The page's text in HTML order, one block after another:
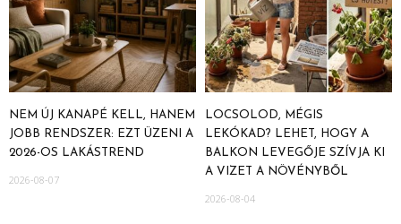
NEM ÚJ KANAPÉ KELL, HANEM
JOBB RENDSZER: EZT ÜZENI A
2026-OS LAKÁSTREND
2026-08-07
LOCSOLOD, MÉGIS
LEKÓKAD? LEHET, HOGY A
BALKON LEVEGŐJE SZÍVJA KI
A VIZET A NÖVÉNYBŐL
2026-08-04